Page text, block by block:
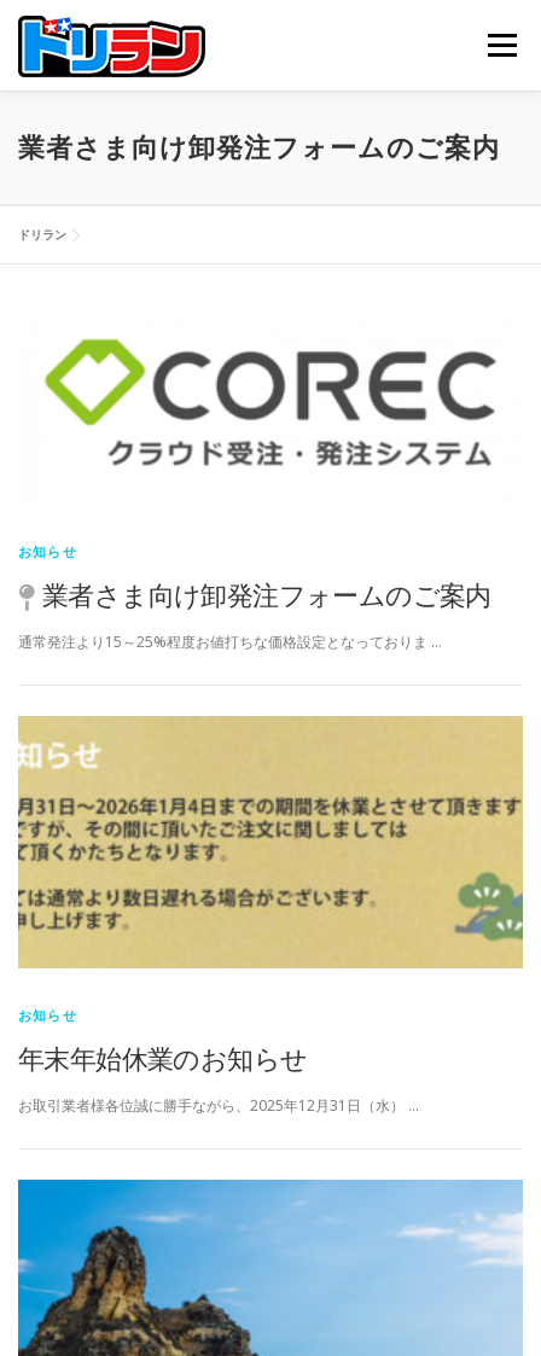
メニュー
TOP ABOUT US NEWS CONTACT
業者さま向け卸発注フォームのご案内
ドリラン
お知らせ
業者さま向け卸発注フォームのご案内
通常発注より15～25%程度お値打ちな価格設定となっておりま …
お知らせ
年末年始休業のお知らせ
お取引業者様各位誠に勝手ながら、2025年12月31日（水） …